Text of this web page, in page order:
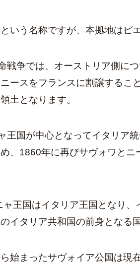
いう名称ですが、本拠地はピ
戦争では、オーストリア側に
ースをフランスに割譲するこ
土となります。
王国が中心となってイタリア
、1860年に再びサヴォワとニ
王国はイタリア王国となり、
イタリア共和国の前身となる国
始まったサヴォイア公国は現